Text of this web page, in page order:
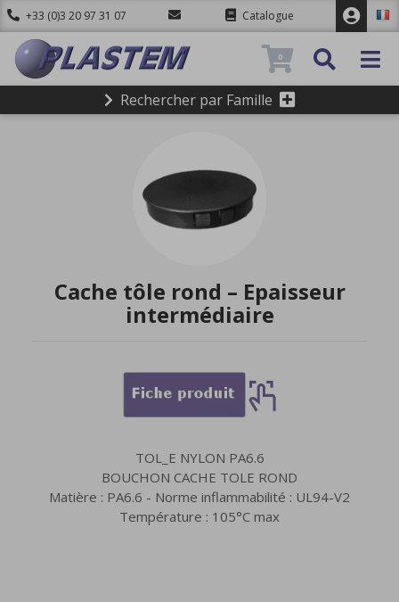
+33 (0)3 20 97 31 07 Catalogue
Rechercher par Famille
0
Cache tôle rond – Epaisseur
intermédiaire
TOL_E NYLON PA6.6
BOUCHON CACHE TOLE ROND
Matière : PA6.6 - Norme inflammabilité : UL94-V2
Température : 105°C max